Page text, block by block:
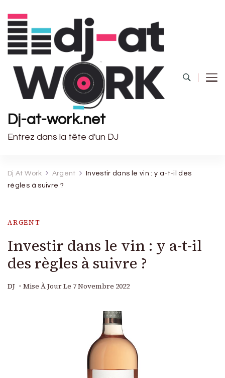
Dj-at-work.net
Entrez dans la tête d'un DJ
Dj At Work Argent
Investir dans le vin : y a-t-il des
règles à suivre ?
ARGENT
Investir dans le vin : y a-t-il
des règles à suivre ?
DJ Mise À Jour Le 7 Novembre 2022